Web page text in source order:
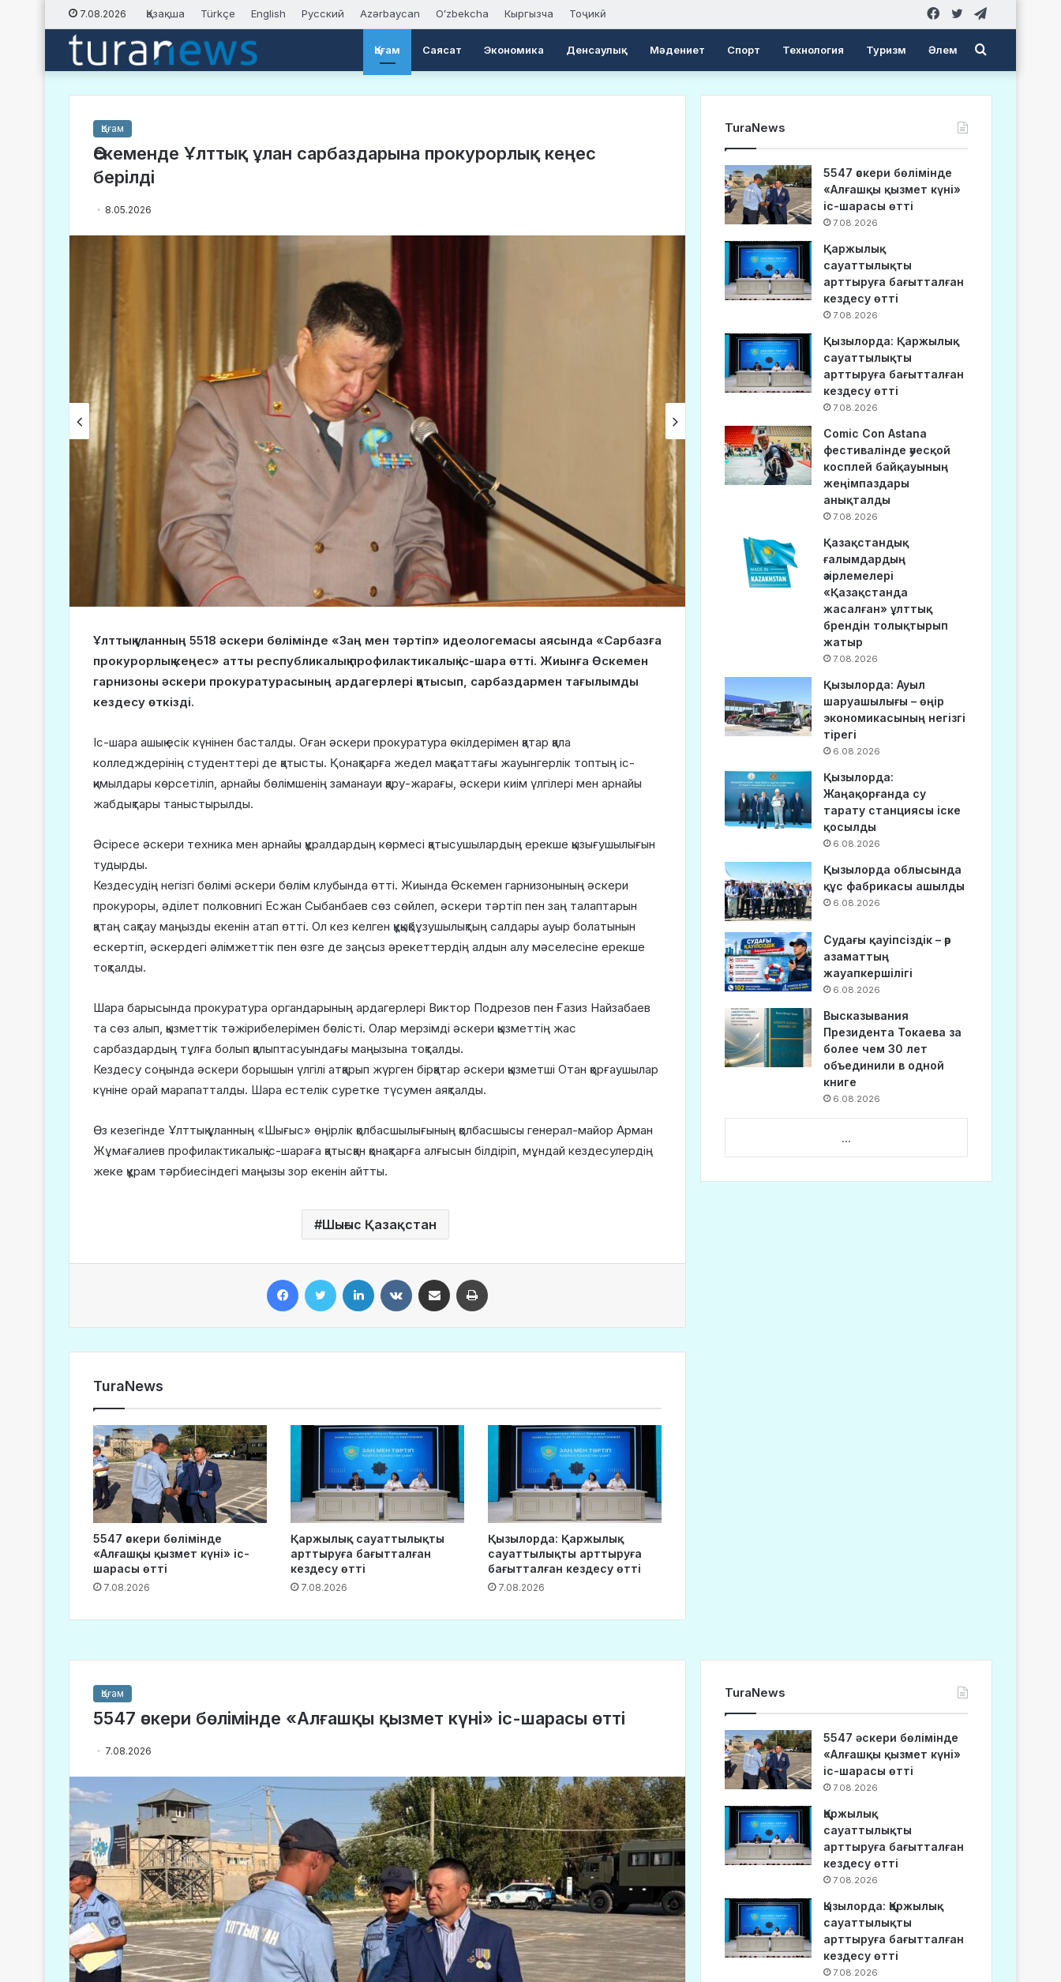
7.08.2026 Қазақша Türkçe English Русский Azərbaycan Oʻzbekcha Кыргызча Тоҷикӣ Twitter
Facebook
Қоғам Саясат Экономика Денсаулық Мәдениет Спорт Технология Туризм Әлем Search
for
Қоғам
Өскеменде Ұлттық ұлан сарбаздарына прокурорлық кеңес
берілді
8.05.2026
Ұлттық ұланның 5518 әскери бөлімінде «Заң мен тәртіп» идеологемасы аясында «Сарбазға
прокурорлық кеңес» атты республикалық профилактикалық іс-шара өтті. Жиынға Өскемен
гарнизоны әскери прокуратурасының ардагерлері қатысып, сарбаздармен тағылымды
кездесу өткізді.
Іс-шара ашық есік күнінен басталды. Оған әскери прокуратура өкілдерімен қатар қала
колледждерінің студенттері де қатысты. Қонақтарға жедел мақсаттағы жауынгерлік топтың іс-
қимылдары көрсетіліп, арнайы бөлімшенің заманауи қару-жарағы, әскери киім үлгілері мен арнайы
жабдықтары таныстырылды.
Әсіресе әскери техника мен арнайы құралдардың көрмесі қатысушылардың ерекше қызығушылығын
тудырды.
Кездесудің негізгі бөлімі әскери бөлім клубында өтті. Жиында Өскемен гарнизонының әскери
прокуроры, әділет полковнигі Есжан Сыбанбаев сөз сөйлеп, әскери тәртіп пен заң талаптарын
қатаң сақтау маңызды екенін атап өтті. Ол кез келген құқықбұзушылықтың салдары ауыр болатынын
ескертіп, әскердегі әлімжеттік пен өзге де заңсыз әрекеттердің алдын алу мәселесіне ерекше
тоқталды.
Шара барысында прокуратура органдарының ардагерлері Виктор Подрезов пен Ғазиз Найзабаев
та сөз алып, қызметтік тәжірибелерімен бөлісті. Олар мерзімді әскери қызметтің жас
сарбаздардың тұлға болып қалыптасуындағы маңызына тоқталды.
Кездесу соңында әскери борышын үлгілі атқарып жүрген бірқатар әскери қызметші Отан қорғаушылар
күніне орай марапатталды. Шара естелік суретке түсумен аяқталды.
Өз кезегінде Ұлттық ұланның «Шығыс» өңірлік қолбасшылығының қолбасшысы генерал-майор Арман
Жұмағалиев профилактикалық іс-шараға қатысқан қонақтарға алғысын білдіріп, мұндай кездесулердің
жеке құрам тәрбиесіндегі маңызы зор екенін айтты.
Шығыс Қазақстан
TuraNews
5547 әскери бөлімінде
«Алғашқы қызмет күні» іс-
шарасы өтті
7.08.2026
Қаржылық сауаттылықты
арттыруға бағытталған
кездесу өтті
7.08.2026
Қызылорда: Қаржылық
сауаттылықты арттыруға
бағытталған кездесу өтті
7.08.2026
TuraNews
5547 әскери бөлімінде
«Алғашқы қызмет күні»
іс-шарасы өтті
7.08.2026
Қаржылық
сауаттылықты
арттыруға бағытталған
кездесу өтті
7.08.2026
Қызылорда: Қаржылық
сауаттылықты
арттыруға бағытталған
кездесу өтті
7.08.2026
Comic Con Astana
фестивалінде әуесқой
косплей байқауының
жеңімпаздары
анықталды
7.08.2026
Қазақстандық
ғалымдардың
әзірлемелері
«Қазақстанда
жасалған» ұлттық
брендін толықтырып
жатыр
7.08.2026
Қызылорда: Ауыл
шаруашылығы – өңір
экономикасының негізгі
тірегі
6.08.2026
Қызылорда:
Жаңақорғанда су
тарату станциясы іске
қосылды
6.08.2026
Қызылорда облысында
құс фабрикасы ашылды
6.08.2026
Судағы қауіпсіздік – әр
азаматтың
жауапкершілігі
6.08.2026
Высказывания
Президента Токаева за
более чем 30 лет
объединили в одной
книге
6.08.2026
...